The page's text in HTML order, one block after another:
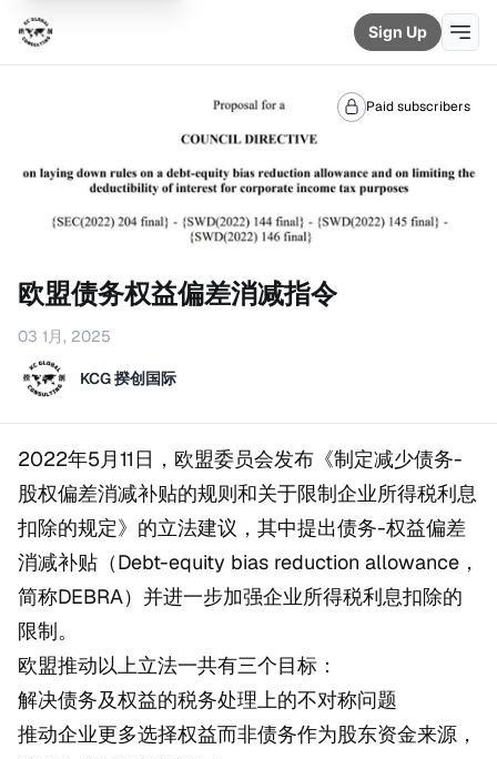
Sign Up
Paid subscribers
欧盟债务权益偏差消减指令
03 1月, 2025
KCG 揆创国际
2022年5月11日，欧盟委员会发布《制定减少债务-
股权偏差消减补贴的规则和关于限制企业所得税利息
扣除的规定》的立法建议，其中提出债务-权益偏差
消减补贴（Debt-equity bias reduction allowance，
简称DEBRA）并进一步加强企业所得税利息扣除的
限制。
欧盟推动以上立法一共有三个目标：
解决债务及权益的税务处理上的不对称问题
推动企业更多选择权益而非债务作为股东资金来源，